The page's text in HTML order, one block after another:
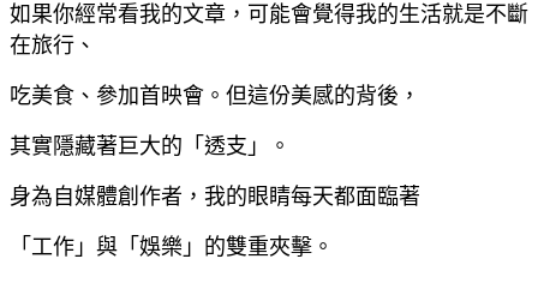
如果你經常看我的文章，可能會覺得我的生活就是不斷
在旅行、
吃美食、參加首映會。但這份美感的背後，
其實隱藏著巨大的「透支」。
身為自媒體創作者，我的眼睛每天都面臨著
「工作」與「娛樂」的雙重夾擊。